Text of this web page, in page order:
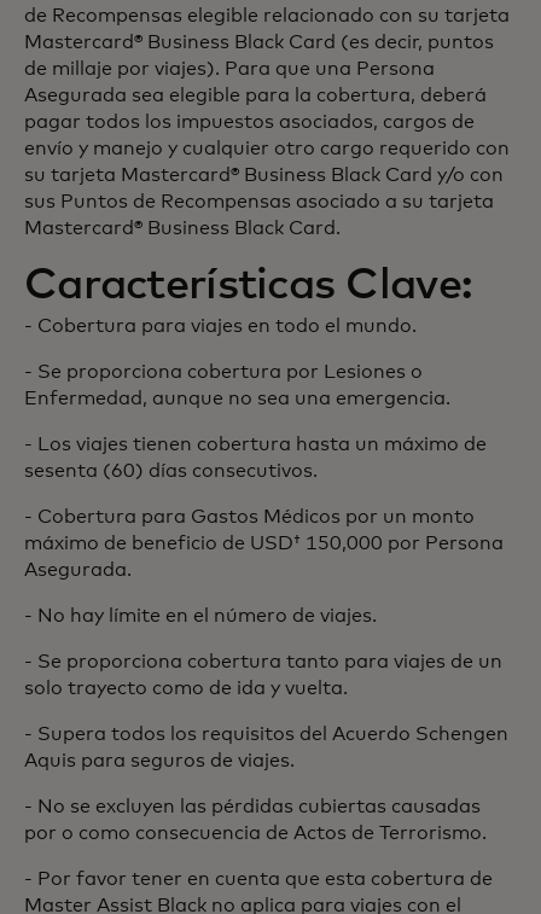
de Recompensas elegible relacionado con su tarjeta
Mastercard® Business Black Card (es decir, puntos
de millaje por viajes). Para que una Persona
Asegurada sea elegible para la cobertura, deberá
pagar todos los impuestos asociados, cargos de
envío y manejo y cualquier otro cargo requerido con
su tarjeta Mastercard® Business Black Card y/o con
sus Puntos de Recompensas asociado a su tarjeta
Mastercard® Business Black Card.
Características Clave:
- Cobertura para viajes en todo el mundo.
- Se proporciona cobertura por Lesiones o
Enfermedad, aunque no sea una emergencia.
- Los viajes tienen cobertura hasta un máximo de
sesenta (60) días consecutivos.
- Cobertura para Gastos Médicos por un monto
máximo de beneficio de USD† 150,000 por Persona
Asegurada.
- No hay límite en el número de viajes.
- Se proporciona cobertura tanto para viajes de un
solo trayecto como de ida y vuelta.
- Supera todos los requisitos del Acuerdo Schengen
Aquis para seguros de viajes.
- No se excluyen las pérdidas cubiertas causadas
por o como consecuencia de Actos de Terrorismo.
- Por favor tener en cuenta que esta cobertura de
Master Assist Black no aplica para viajes con el